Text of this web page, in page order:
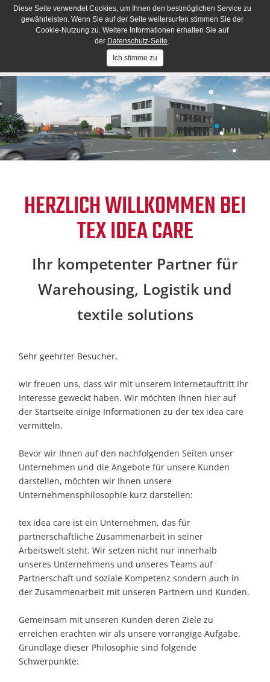
HERZLICH WILLKOMMEN BEI
TEX IDEA CARE
Ihr kompetenter Partner für
Warehousing, Logistik und
textile solutions
Sehr geehrter Besucher,
wir freuen uns, dass wir mit unserem Internetauftritt Ihr
Interesse geweckt haben. Wir möchten Ihnen hier auf
der Startseite einige Informationen zu der tex idea care
vermitteln.
Bevor wir Ihnen auf den nachfolgenden Seiten unser
Unternehmen und die Angebote für unsere Kunden
darstellen, möchten wir Ihnen unsere
Unternehmensphilosophie kurz darstellen:
tex idea care ist ein Unternehmen, das für
partnerschaftliche Zusammenarbeit in seiner
Arbeitswelt steht. Wir setzen nicht nur innerhalb
unseres Unternehmens und unseres Teams auf
Partnerschaft und soziale Kompetenz sondern auch in
der Zusammenarbeit mit unseren Partnern und Kunden.
Gemeinsam mit unseren Kunden deren Ziele zu
erreichen erachten wir als unsere vorrangige Aufgabe.
Grundlage dieser Philosophie sind folgende
Schwerpunkte:
Diese Seite verwendet Cookies, um Ihnen den bestmöglichen Service zu
gewährleisten. Wenn Sie auf der Seite weitersurfen stimmen Sie der
Cookie-Nutzung zu. Weitere Informationen erhalten Sie auf
der Datenschutz-Seite.
Ich stimme zu